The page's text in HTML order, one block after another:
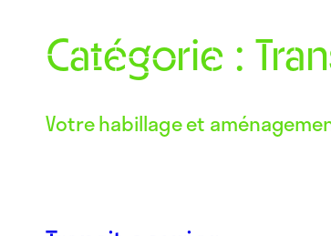
Catégorie :
Votre habillage et